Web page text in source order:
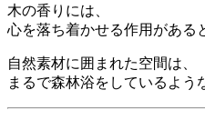
木の香りには、
心を落ち着かせる作用がある
自然素材に囲まれた空間は、
まるで森林浴をしているよう